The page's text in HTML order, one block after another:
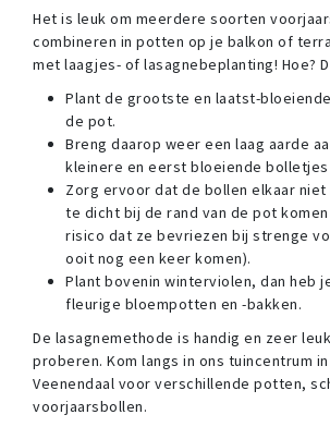
Het is leuk om meerdere soorten
combineren in potten op je balkon of
met laagjes- of lasagnebeplanting! Hoe?
Plant de grootste en laatst-
de pot.
Breng daarop weer een laag aarde
kleinere en eerst bloeiende bolletjes
Zorg ervoor dat de bollen elkaar
te dicht bij de rand van de pot
risico dat ze bevriezen bij strenge
ooit nog een keer komen).
Plant bovenin winterviolen, dan heb
fleurige bloempotten en -bakken.
De lasagnemethode is handig en zeer
proberen. Kom langs in ons tuincentrum
Veenendaal voor verschillende potten,
voorjaarsbollen.